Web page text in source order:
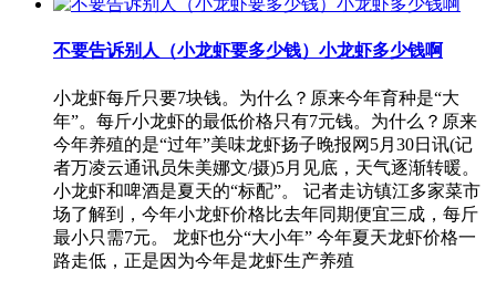
不要告诉别人（小龙虾要多少钱）小龙虾多少钱啊
小龙虾每斤只要7块钱。为什么？原来今年育种是“大
年”。每斤小龙虾的最低价格只有7元钱。为什么？原来
今年养殖的是“过年”美味龙虾扬子晚报网5月30日讯(记
者万凌云通讯员朱美娜文/摄)5月见底，天气逐渐转暖。
小龙虾和啤酒是夏天的“标配”。 记者走访镇江多家菜市
场了解到，今年小龙虾价格比去年同期便宜三成，每斤
最小只需7元。 龙虾也分“大小年” 今年夏天龙虾价格一
路走低，正是因为今年是龙虾生产养殖